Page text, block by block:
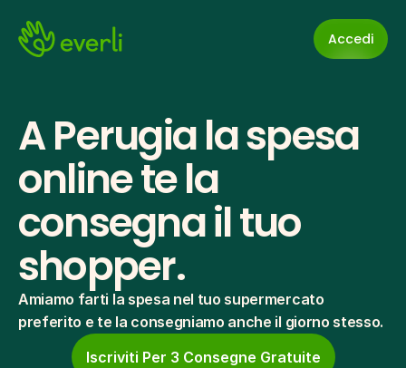
Accedi
A Perugia la spesa
online te la
consegna il tuo
shopper.
Amiamo farti la spesa nel tuo supermercato
preferito e te la consegniamo anche il giorno stesso.
Iscriviti Per 3 Consegne Gratuite